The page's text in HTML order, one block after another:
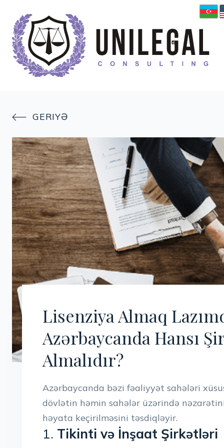
 GERIYƏ
Lisenziya Almaq
Azərbaycanda Hansı
Almalıdır?
Azərbaycanda bəzi fəaliyyət sahələri
dövlətin həmin sahələr üzərində
həyata keçirilməsini təsdiqləyir.
1. Tikinti və İnşaat Şirkətləri